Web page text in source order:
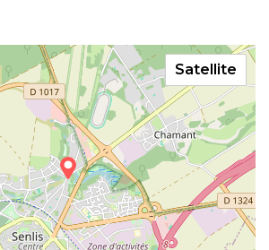
Satellite